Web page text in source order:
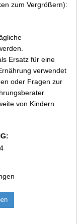
zum Vergrößern):
Ersatz für eine
verwendet
oder Fragen zur
von Kindern